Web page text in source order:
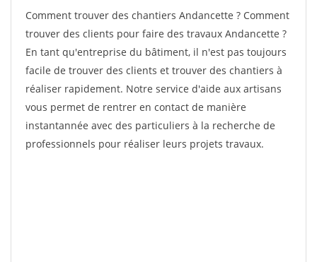
Comment trouver des chantiers Andancette ? Comment
trouver des clients pour faire des travaux Andancette ?
En tant qu'entreprise du bâtiment, il n'est pas toujours
facile de trouver des clients et trouver des chantiers à
réaliser rapidement. Notre service d'aide aux artisans
vous permet de rentrer en contact de manière
instantannée avec des particuliers à la recherche de
professionnels pour réaliser leurs projets travaux.